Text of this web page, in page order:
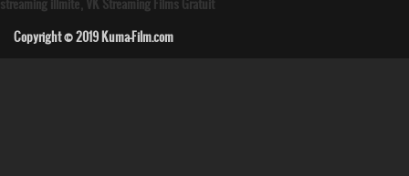
Copyright © 2019Kuma-Film.com